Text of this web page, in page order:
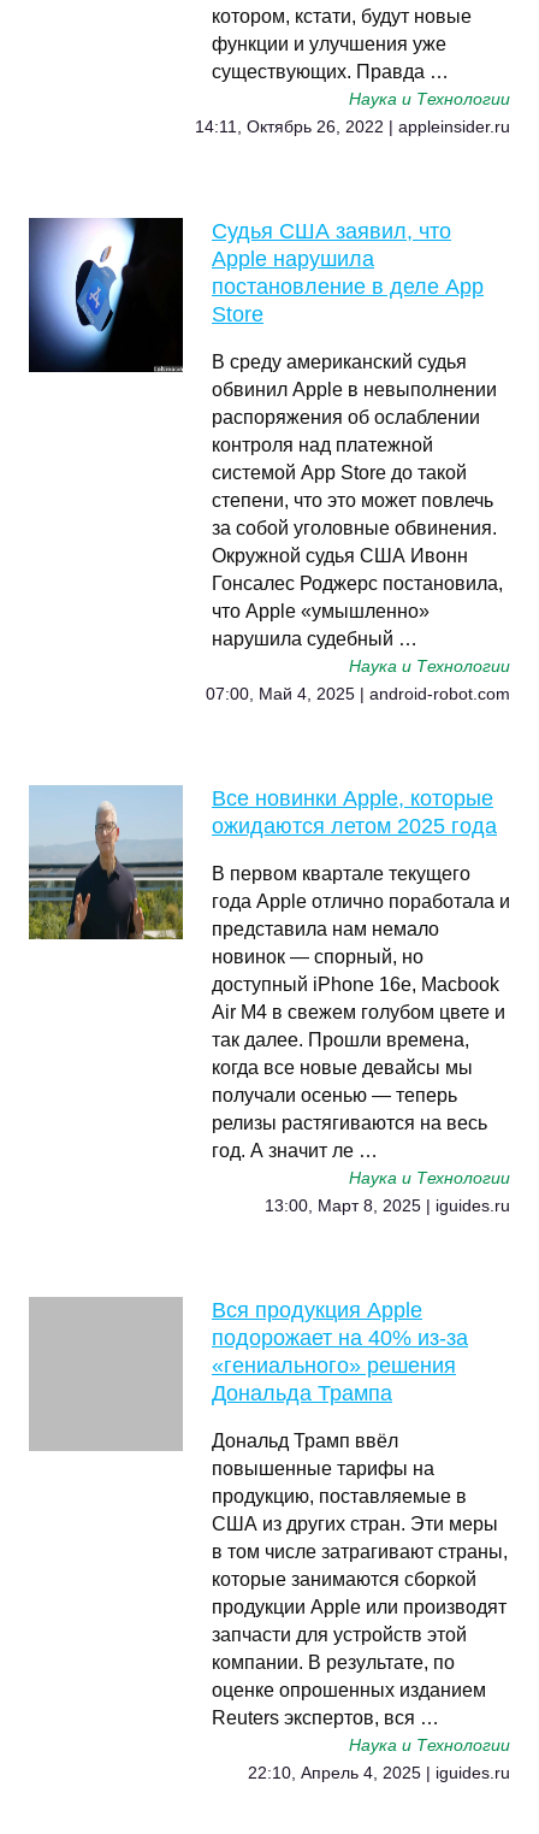
котором, кстати, будут новые
функции и улучшения уже
существующих. Правда …
Наука и Технологии
14:11, Октябрь 26, 2022 | appleinsider.ru
Судья США заявил, что
Apple нарушила
постановление в деле App
Store
В среду американский судья
обвинил Apple в невыполнении
распоряжения об ослаблении
контроля над платежной
системой App Store до такой
степени, что это может повлечь
за собой уголовные обвинения.
Окружной судья США Ивонн
Гонсалес Роджерс постановила,
что Apple «умышленно»
нарушила судебный …
Наука и Технологии
07:00, Май 4, 2025 | android-robot.com
Все новинки Apple, которые
ожидаются летом 2025 года
В первом квартале текущего
года Apple отлично поработала и
представила нам немало
новинок — спорный, но
доступный iPhone 16e, Macbook
Air M4 в свежем голубом цвете и
так далее. Прошли времена,
когда все новые девайсы мы
получали осенью — теперь
релизы растягиваются на весь
год. А значит ле …
Наука и Технологии
13:00, Март 8, 2025 | iguides.ru
Вся продукция Apple
подорожает на 40% из-за
«гениального» решения
Дональда Трампа
Дональд Трамп ввёл
повышенные тарифы на
продукцию, поставляемые в
США из других стран. Эти меры
в том числе затрагивают страны,
которые занимаются сборкой
продукции Apple или производят
запчасти для устройств этой
компании. В результате, по
оценке опрошенных изданием
Reuters экспертов, вся …
Наука и Технологии
22:10, Апрель 4, 2025 | iguides.ru